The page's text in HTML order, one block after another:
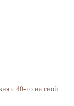
с 40-го на свой.